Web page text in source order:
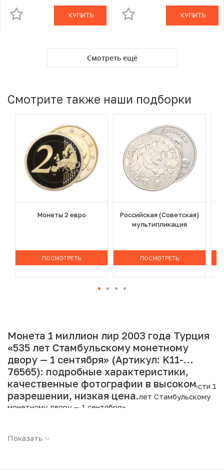
КУПИТЬ КУПИТЬ
Смотреть ещё
Смотрите также наши подборки
Монеты 2 евро
ПОСМОТРЕТЬ
Российская (Советская)
мультипликация
ПОСМОТРЕТЬ
Монета 1 миллион лир 2003 года Турция
«535 лет Стамбульскому монетному
двору — 1 сентября» (Артикул: K11-
76565): подробные характеристики,
качественные фотографии в высоком
разрешении, низкая цена.
Интернет магазин «Нумизмат» предлагает приобрести 1
миллион лир 2003 года Турция «535 лет Стамбульскому
монетному двору — 1 сентября».
Показать